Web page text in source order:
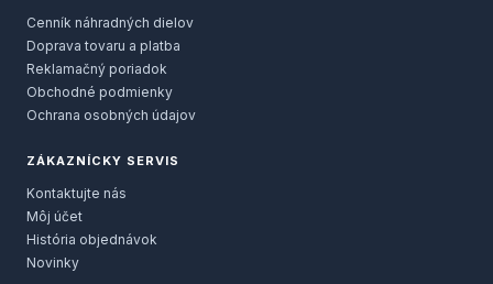
Cenník náhradných dielov
Doprava tovaru a platba
Reklamačný poriadok
Obchodné podmienky
Ochrana osobných údajov
ZÁKAZNÍCKY SERVIS
Kontaktujte nás
Môj účet
História objednávok
Novinky